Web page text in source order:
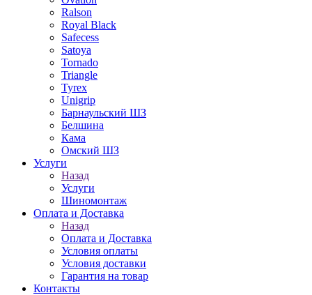
Ralson
Royal Black
Safecess
Satoya
Tornado
Triangle
Tyrex
Unigrip
Барнаульский ШЗ
Белшина
Кама
Омский ШЗ
Услуги
Назад
Услуги
Шиномонтаж
Оплата и Доставка
Назад
Оплата и Доставка
Условия оплаты
Условия доставки
Гарантия на товар
Контакты